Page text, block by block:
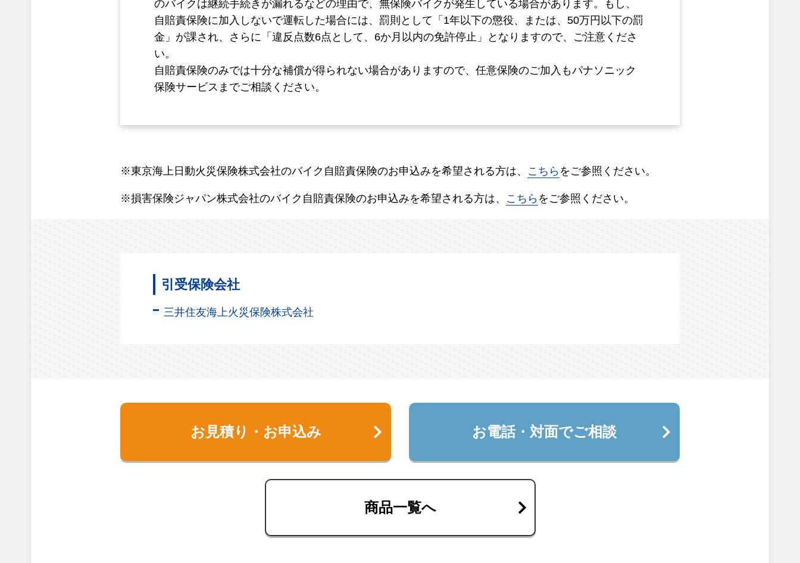
のバイクは継続手続きが漏れるなどの理由で、無保険バイクが発生している場合があります。もし、
自賠責保険に加入しないで運転した場合には、罰則として「1年以下の懲役、または、50万円以下の罰
金」が課され、さらに「違反点数6点として、6か月以内の免許停止」となりますので、ご注意くださ
い。
自賠責保険のみでは十分な補償が得られない場合がありますので、任意保険のご加入もパナソニック
保険サービスまでご相談ください。
※東京海上日動火災保険株式会社のバイク自賠責保険のお申込みを希望される方は、 こちら をご参照ください。
※損害保険ジャパン株式会社のバイク自賠責保険のお申込みを希望される方は、 こちら をご参照ください。
引受保険会社
三井住友海上火災保険株式会社
お見積り・お申込み お電話・対面でご相談
商品一覧へ